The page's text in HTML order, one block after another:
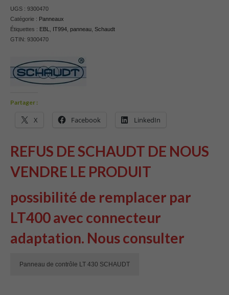
UGS : 9300470
Catégorie : Panneaux
Étiquettes : EBL IT994 panneau Schaudt
GTIN: 9300470
Partager :
X Facebook LinkedIn
REFUS DE SCHAUDT DE NOUS
VENDRE LE PRODUIT
possibilité de remplacer par
LT400 avec connecteur
adaptation. Nous consulter
Panneau de contrôle LT 430 SCHAUDT